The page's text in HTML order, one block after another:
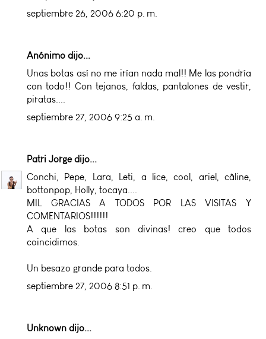
septiembre 26, 2006 6:20 p. m.
Anónimo dijo...
Unas botas así no me irían nada mal!! Me las pondría
con todo!! Con tejanos, faldas, pantalones de vestir,
piratas....
septiembre 27, 2006 9:25 a. m.
Patri Jorgedijo...
Conchi, Pepe, Lara, Leti, a lice, cool, ariel, câline,
bottonpop, Holly, tocaya....
MIL GRACIAS A TODOS POR LAS VISITAS Y
COMENTARIOS!!!!!!
A que las botas son divinas! creo que todos
coincidimos.
Un besazo grande para todos.
septiembre 27, 2006 8:51 p. m.
Unknown dijo...